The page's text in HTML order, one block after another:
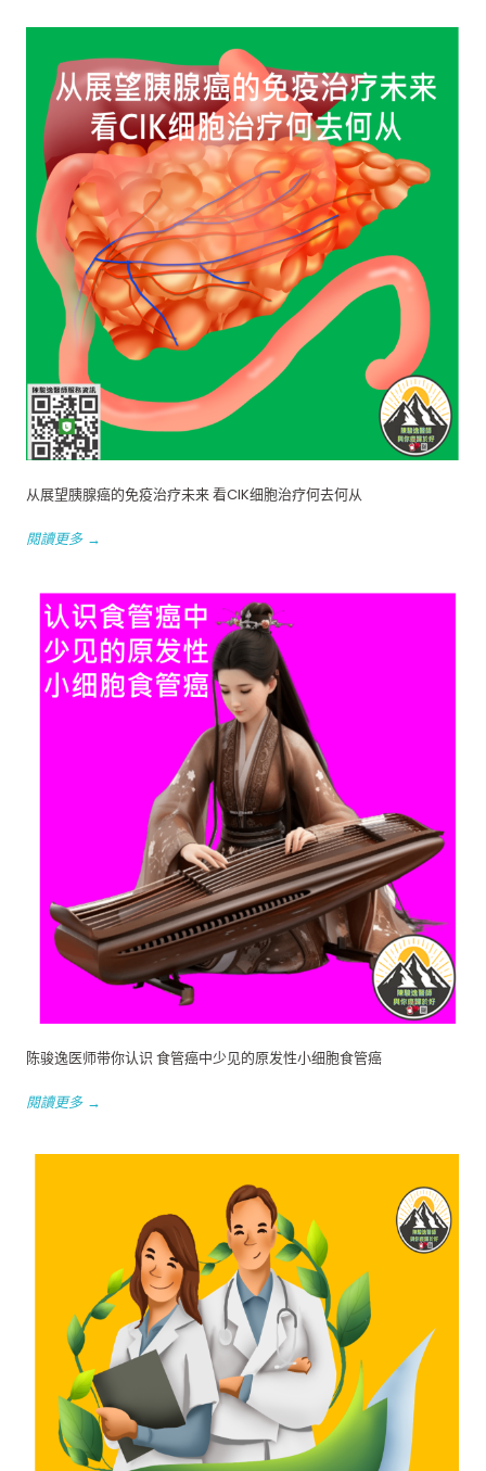
从展望胰腺癌的免疫治疗未来 看CIK细胞治疗何去何从
閱讀更多 →
陈骏逸医师带你认识 食管癌中少见的原发性小细胞食管癌
閱讀更多 →